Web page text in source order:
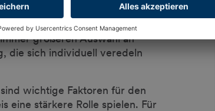
Küche bleibt
Produkten für seine
größeren Auswahl an
die sich individuell veredeln
wichtige Faktoren für den
eine stärkere Rolle spielen. Für